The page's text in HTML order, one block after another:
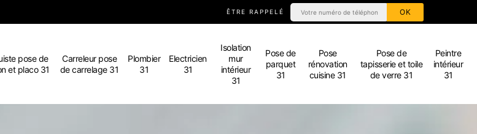
ÊTRE RAPPELÉ
pose de
et placo 31
Carreleur pose
de carrelage 31
Plombier
31
Electricien
31
Isolation
mur
intérieur
31
Pose de
parquet
31
Pose
rénovation
cuisine 31
Pose de
tapisserie et toile
de verre 31
Peintre
intérieur
31